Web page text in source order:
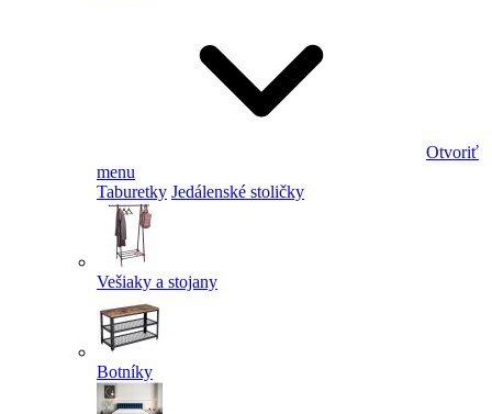
Otvoriť
menu
Taburetky Jedálenské stoličky
Vešiaky a stojany
Botníky